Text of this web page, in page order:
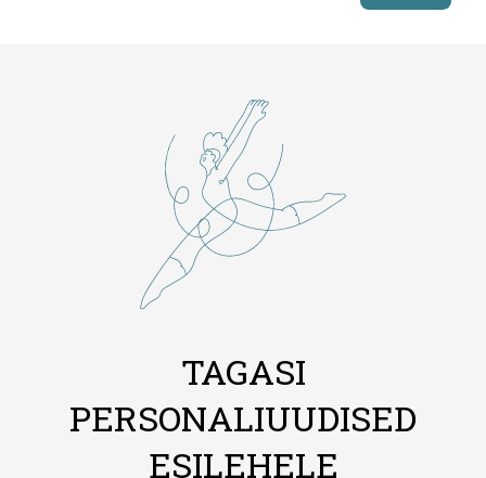
TAGASI
PERSONALIUUDISED
ESILEHELE